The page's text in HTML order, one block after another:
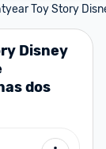
Toy Story
Disney
dos